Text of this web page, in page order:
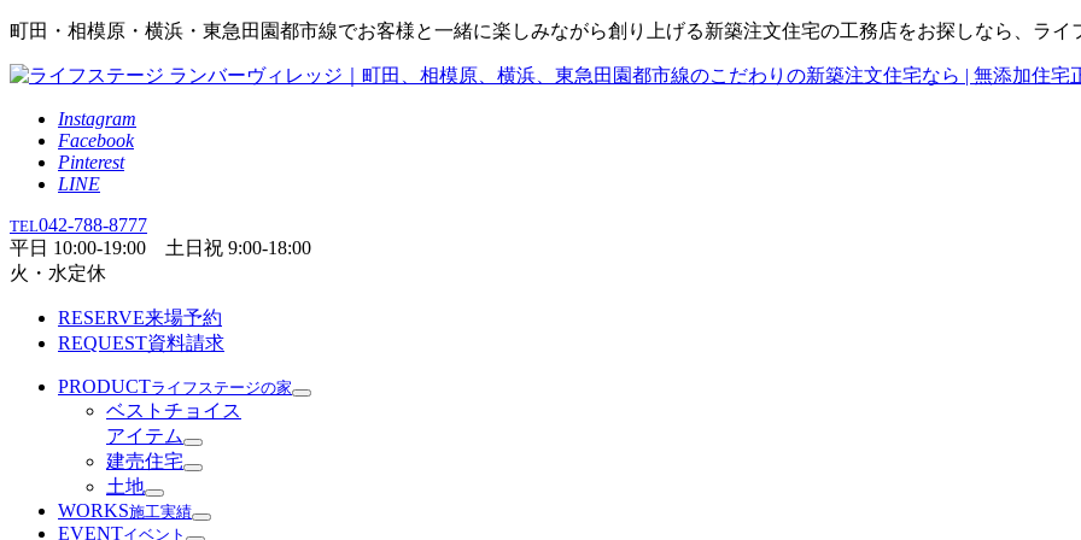
町田・相模原・横浜・東急田園都市線でお客様と一緒に楽しみながら創り上げる新築注文住宅の工務店をお探しなら、ライ
Instagram
Facebook
Pinterest
LINE
TEL042-788-8777
平日 10:00-19:00 土日祝 9:00-18:00
火・水定休
RESERVE来場予約
REQUEST資料請求
PRODUCTライフステージの家
ベストチョイス
アイテム
建売住宅
土地
WORKS施工実績
EVENTイベント